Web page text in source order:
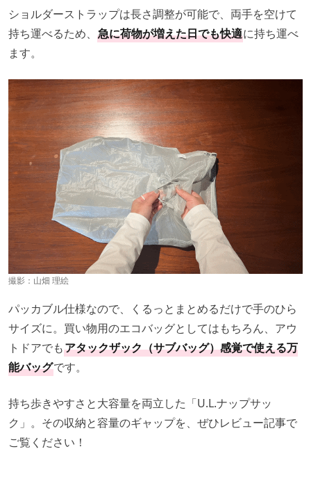
ショルダーストラップは長さ調整が可能で、両手を空けて
持ち運べるため、 急に荷物が増えた日でも快適に持ち運べ
ます。
撮影： 山畑 理絵
パッカブル仕様なので、くるっとまとめるだけで手のひら
サイズに。買い物用のエコバッグとしてはもちろん、アウ
トドアでもアタックザック（サブバッグ）感覚で使える万
能バッグです。
持ち歩きやすさと大容量を両立した「U.L.ナップサッ
ク」。その収納と容量のギャップを、ぜひレビュー記事で
ご覧ください！